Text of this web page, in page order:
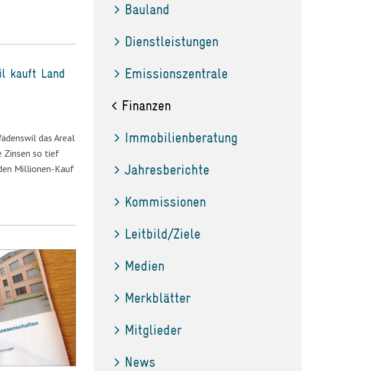
kauft Land
das Areal
Zinsen so tief
Millionen-Kauf
Bauland
Dienstleistungen
Emissionszentrale
Finanzen
Immobilienberatung
Jahresberichte
Kommissionen
Leitbild/Ziele
Medien
Merkblätter
Mitglieder
News